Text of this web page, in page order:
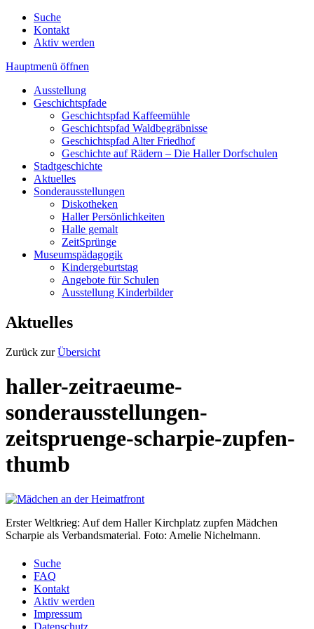
Suche
Kontakt
Aktiv werden
Hauptmenü öffnen
Ausstellung
Geschichtspfade
Geschichtspfad Kaffeemühle
Geschichtspfad Waldbegräbnisse
Geschichtspfad Alter Friedhof
Geschichte auf Rädern – Die Haller Dorfschulen
Stadtgeschichte
Aktuelles
Sonderausstellungen
Diskotheken
Haller Persönlichkeiten
Halle gemalt
ZeitSprünge
Museumspädagogik
Kindergeburtstag
Angebote für Schulen
Ausstellung Kinderbilder
Aktuelles
Zurück zurÜbersicht
haller-zeitraeume-
sonderausstellungen-
zeitspruenge-scharpie-zupfen-
thumb
Erster Weltkrieg: Auf dem Haller Kirchplatz zupfen Mädchen
Scharpie als Verbandsmaterial. Foto: Amelie Nichelmann.
Suche
FAQ
Kontakt
Aktiv werden
Impressum
Datenschutz